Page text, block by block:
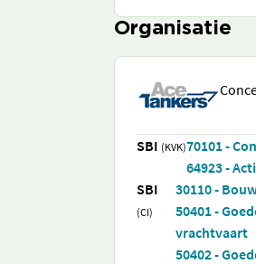
Organisatie
SBI (KVK)70101 -
64923 -
SBI
(CI)
30110 -
50401 -
vrachtvaart
50402 -